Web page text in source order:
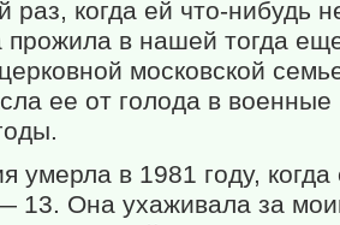
раз, когда ей что-нибудь
прожила в нашей тогда
московской
ее от голода в военные
умерла в 1981 году,
13. Она ухаживала за